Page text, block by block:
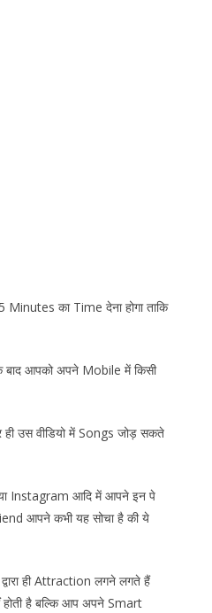
का Time देना होगा ताकि
बाद आपको अपने Mobile में किसी
उस वीडियो में Songs जोड़ सकते
Instagram आदि में आपने इन पे
आपने कभी यह सोचा है की ये
ही Attraction लगने लगते हैं
है बल्कि आप अपने Smart